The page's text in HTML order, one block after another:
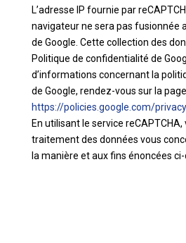
L’adresse IP fournie par
navigateur ne sera pas fusionnée
de Google. Cette collection des
Politique de confidentialité de
d’informations concernant la
de Google, rendez-vous sur la
https://policies.google.com/
En utilisant le service
traitement des données vous
la manière et aux fins énoncées ci-